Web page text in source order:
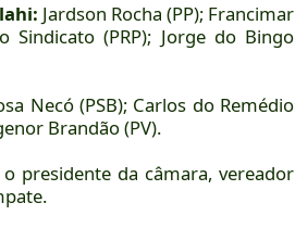
Jardson Rocha (PP); Francimar
Sindicato (PRP); Jorge do Bingo
Necó (PSB); Carlos do Remédio
Brandão (PV).
presidente da câmara, vereador